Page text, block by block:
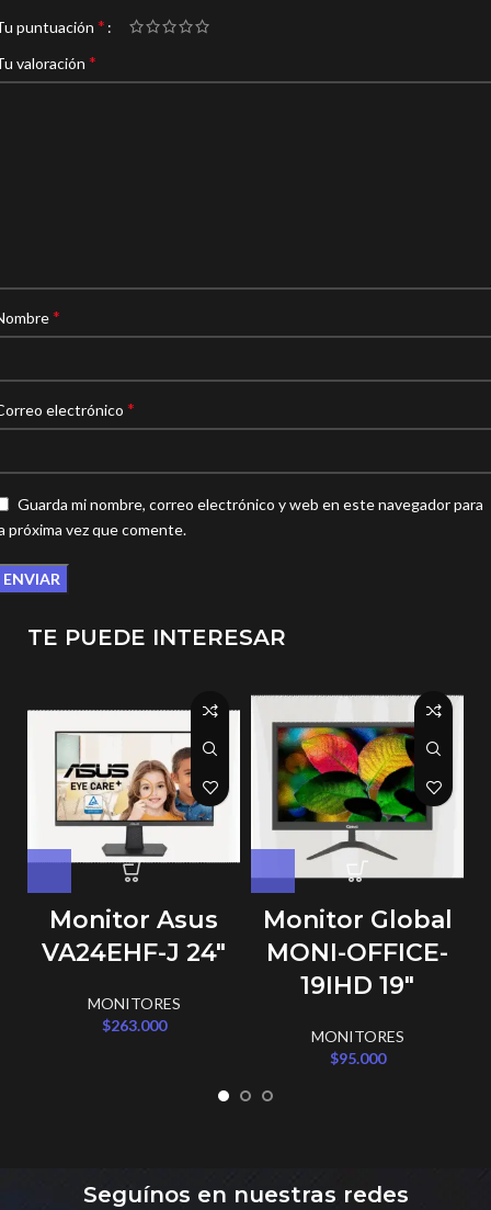
puntuación *
valoración *
*
electrónico *
Guarda mi nombre, correo electrónico y web en este navegador para
próxima vez que comente.
TE PUEDE INTERESAR
Monitor Asus
VA24EHF-J 24″
MONITORES
$263.000
Monitor Global
MONI-OFFICE-
19IHD 19″
MONITORES
$95.000
Seguínos en nuestras redes